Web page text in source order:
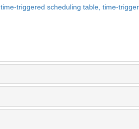
time-triggered scheduling table, time-